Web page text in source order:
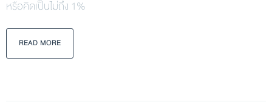
หรือคิดเป็นไม่ถึง 1%
READ MORE